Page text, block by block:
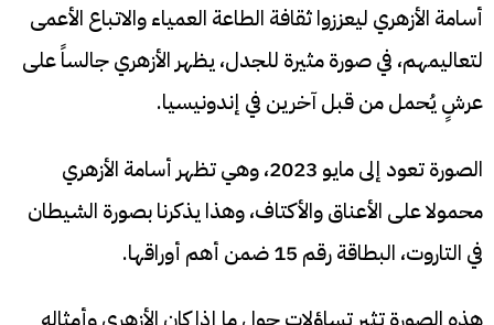
أسامة الأزهري ليعززوا ثقافة الطاعة العمياء والاتباع الأعمى
لتعاليمهم، في صورة مثيرة للجدل، يظهر الأزهري جالساً على
عرشٍ يُحمل من قبل آخرين في إندونيسيا.
الصورة تعود إلى مايو 2023، وهي تظهر أسامة الأزهري
محمولا على الأعناق والأكتاف، وهذا يذكرنا بصورة الشيطان
في التاروت، البطاقة رقم 15 ضمن أهم أوراقها.